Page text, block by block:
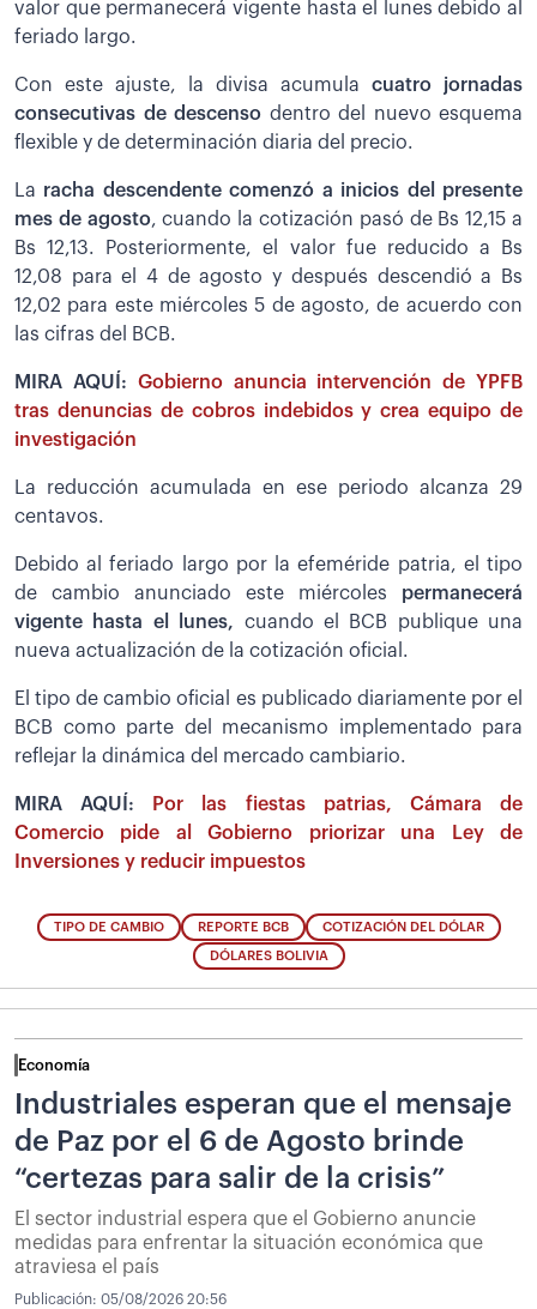
valor que permanecerá vigente hasta el lunes debido al
feriado largo.
Con este ajuste, la divisa acumula cuatro jornadas
consecutivas de descenso dentro del nuevo esquema
flexible y de determinación diaria del precio.
La racha descendente comenzó a inicios del presente
mes de agosto, cuando la cotización pasó de Bs 12,15 a
Bs 12,13. Posteriormente, el valor fue reducido a Bs
12,08 para el 4 de agosto y después descendió a Bs
12,02 para este miércoles 5 de agosto, de acuerdo con
las cifras del BCB.
MIRA AQUÍ: Gobierno anuncia intervención de YPFB
tras denuncias de cobros indebidos y crea equipo de
investigación
La reducción acumulada en ese periodo alcanza 29
centavos.
Debido al feriado largo por la efeméride patria, el tipo
de cambio anunciado este miércoles permanecerá
vigente hasta el lunes, cuando el BCB publique una
nueva actualización de la cotización oficial.
El tipo de cambio oficial es publicado diariamente por el
BCB como parte del mecanismo implementado para
reflejar la dinámica del mercado cambiario.
MIRA AQUÍ:
Por las fiestas patrias, Cámara de
Comercio pide al Gobierno priorizar una Ley de
Inversiones y reducir impuestos
TIPO DE CAMBIO REPORTE BCB COTIZACIÓN DEL DÓLAR
DÓLARES BOLIVIA
Economía
Industriales esperan que el mensaje
de Paz por el 6 de Agosto brinde
“certezas para salir de la crisis”
El sector industrial espera que el Gobierno anuncie
medidas para enfrentar la situación económica que
atraviesa el país
Publicación: 05/08/2026 20:56